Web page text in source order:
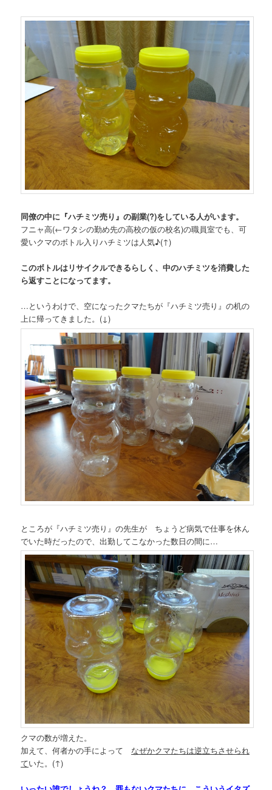
同僚の中に『ハチミツ売り』の副業(?)をしている人がいます。
フニャ高(←ワタシの勤め先の高校の仮の校名)の職員室でも、可
愛いクマのボトル入りハチミツは人気♪(↑)
このボトルはリサイクルできるらしく、中のハチミツを消費した
ら返すことになってます。
…というわけで、空になったクマたちが『ハチミツ売り』の机の
上に帰ってきました。(↓)
ところが『ハチミツ売り』の先生が ちょうど病気で仕事を休ん
でいた時だったので、出勤してこなかった数日の間に…
クマの数が増えた。
加えて、何者かの手によって なぜかクマたちは逆立ちさせられ
ていた。(↑)